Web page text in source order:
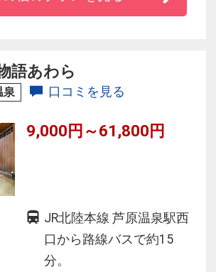
の源泉井を持ち、温泉にこだわ
ってお勧めします。
語あわら
泉 口コミを見る
9,000円～61,800円
JR北陸本線 芦原温泉駅西
口から路線バスで約15
分。